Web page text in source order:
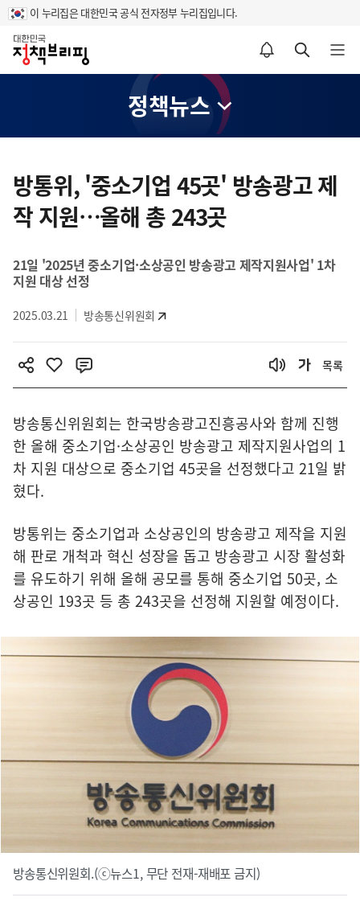
이 누리집은 대한민국 공식 전자정부 누리집입니다.
홈
알림설정 바로가기 검색 바로가기 메뉴 열기
정책뉴스
텐
츠
영
방통위, '중소기업 45곳' 방송광고 제
작 지원…올해 총 243곳
21일 '2025년 중소기업·소상공인 방송광고 제작지원사업' 1차
지원 대상 선정
2025.03.21 방송통신위원회
목록
방송통신위원회는 한국방송광고진흥공사와 함께 진행
한 올해 중소기업·소상공인 방송광고 제작지원사업의 1
차 지원 대상으로 중소기업 45곳을 선정했다고 21일 밝
혔다.
방통위는 중소기업과 소상공인의 방송광고 제작을 지원
해 판로 개척과 혁신 성장을 돕고 방송광고 시장 활성화
를 유도하기 위해 올해 공모를 통해 중소기업 50곳, 소
상공인 193곳 등 총 243곳을 선정해 지원할 예정이다.
방송통신위원회.(ⓒ뉴스1, 무단 전재-재배포 금지)